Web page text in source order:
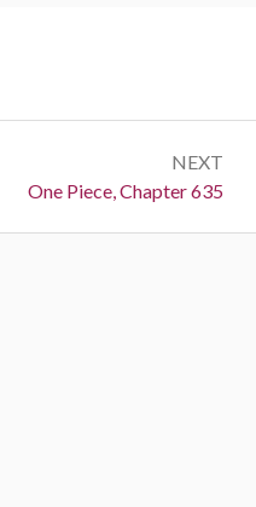
NEXT
Next:
One Piece, Chapter 635